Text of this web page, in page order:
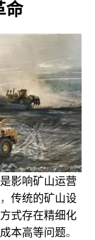
命
影响矿山运营
传统的矿山设
式存在精细化
本高等问题。